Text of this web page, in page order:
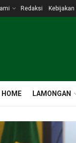
Redaksi
HOME LAMONGAN